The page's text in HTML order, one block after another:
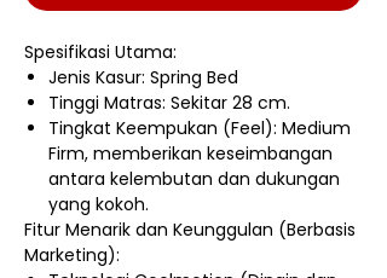
Spesifikasi Utama:
Jenis Kasur: Spring Bed
Tinggi Matras: Sekitar 28 cm.
Tingkat Keempukan (Feel): Medium
Firm, memberikan keseimbangan
antara kelembutan dan dukungan
yang kokoh.
Fitur Menarik dan Keunggulan (Berbasis
Marketing):